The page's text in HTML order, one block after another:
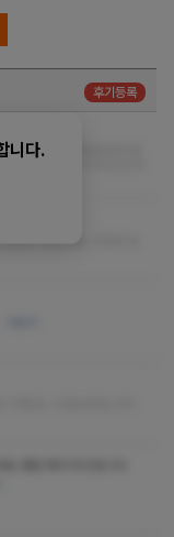
후기등록
니다.
생각하는데 가장편하게 받